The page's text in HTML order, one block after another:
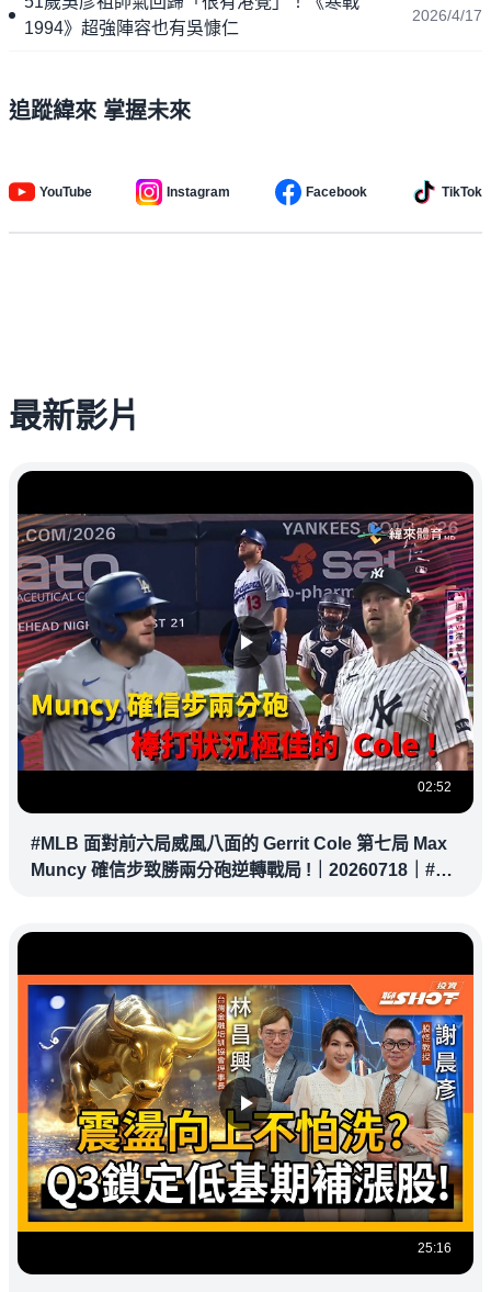
1994》超強陣容也有吳慷仁
2026/4/17
追蹤緯來 掌握未來
YouTube Instagram Facebook TikTok
最新影片
02:52
#MLB 面對前六局威風八面的 Gerrit Cole 第七局 Max
Muncy 確信步致勝兩分砲逆轉戰局 !｜20260718｜#洛
25:16